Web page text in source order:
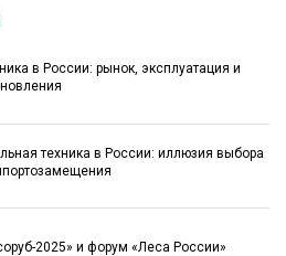
в России: рынок, эксплуатация и
техника в России: иллюзия выбора
2025» и форум «Леса России»